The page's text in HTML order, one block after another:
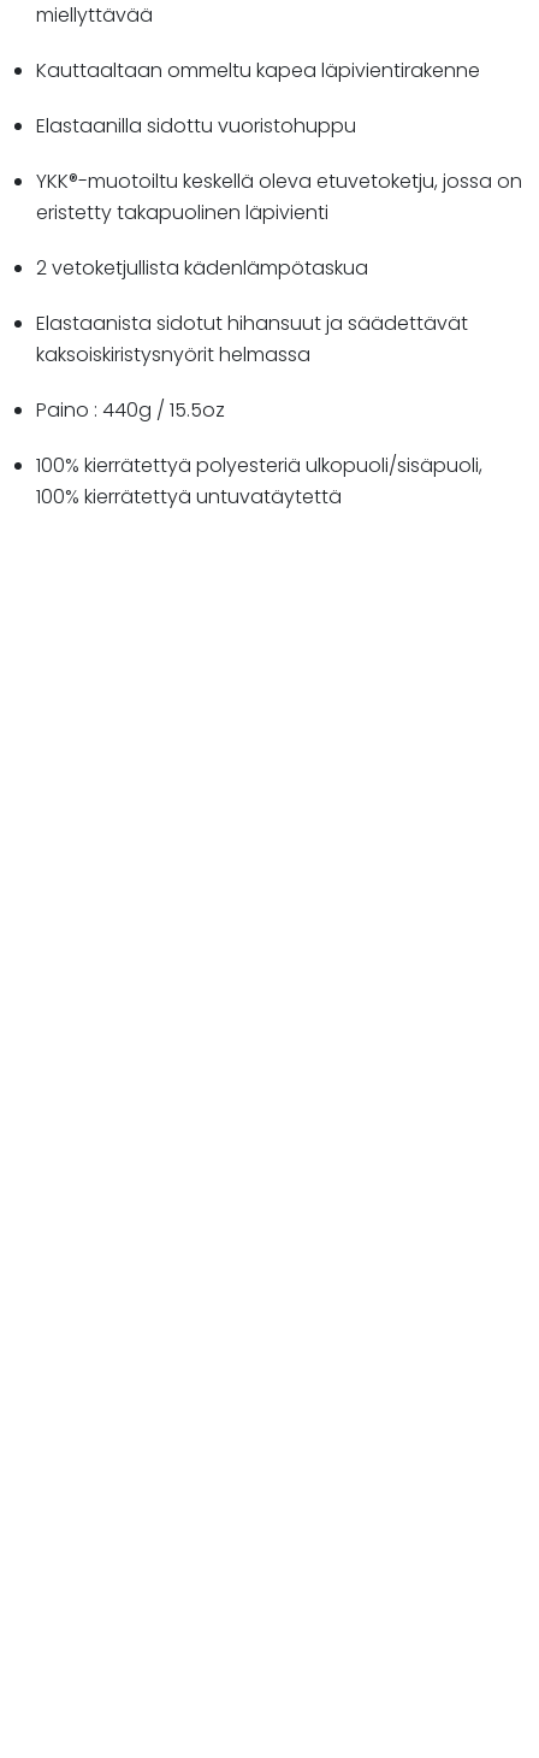
miellyttävää
Kauttaaltaan ommeltu kapea läpivientirakenne
Elastaanilla sidottu vuoristohuppu
YKK®-muotoiltu keskellä oleva etuvetoketju, jossa on
eristetty takapuolinen läpivienti
2 vetoketjullista kädenlämpötaskua
Elastaanista sidotut hihansuut ja säädettävät
kaksoiskiristysnyörit helmassa
Paino : 440g / 15.5oz
100% kierrätettyä polyesteriä ulkopuoli/sisäpuoli,
100% kierrätettyä untuvatäytettä